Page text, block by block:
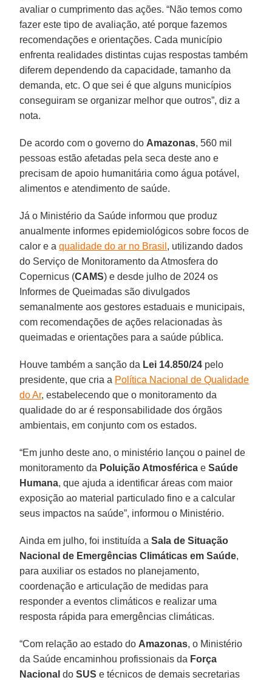
avaliar o cumprimento das ações. “Não temos como
fazer este tipo de avaliação, até porque fazemos
recomendações e orientações. Cada município
enfrenta realidades distintas cujas respostas também
diferem dependendo da capacidade, tamanho da
demanda, etc. O que sei é que alguns municípios
conseguiram se organizar melhor que outros”, diz a
nota.
De acordo com o governo do Amazonas, 560 mil
pessoas estão afetadas pela seca deste ano e
precisam de apoio humanitária como água potável,
alimentos e atendimento de saúde.
Já o Ministério da Saúde informou que produz
anualmente informes epidemiológicos sobre focos de
calor e aqualidade do ar no Brasil , utilizando dados
do Serviço de Monitoramento da Atmosfera do
Copernicus (CAMS) e desde julho de 2024 os
Informes de Queimadas são divulgados
semanalmente aos gestores estaduais e municipais,
com recomendações de ações relacionadas às
queimadas e orientações para a saúde pública.
Houve também a sanção da Lei 14.850/24 pelo
presidente, que cria a Política Nacional de Qualidade
do Ar, estabelecendo que o monitoramento da
qualidade do ar é responsabilidade dos órgãos
ambientais, em conjunto com os estados.
“Em junho deste ano, o ministério lançou o painel de
monitoramento da Poluição Atmosférica eSaúde
Humana, que ajuda a identificar áreas com maior
exposição ao material particulado fino e a calcular
seus impactos na saúde”, informou o Ministério.
Ainda em julho, foi instituída aSala de Situação
Nacional de Emergências Climáticas em Saúde,
para auxiliar os estados no planejamento,
coordenação e articulação de medidas para
responder a eventos climáticos e realizar uma
resposta rápida para emergências climáticas.
“Com relação ao estado do Amazonas, o Ministério
da Saúde encaminhou profissionais da Força
Nacional doSUS e técnicos de demais secretarias